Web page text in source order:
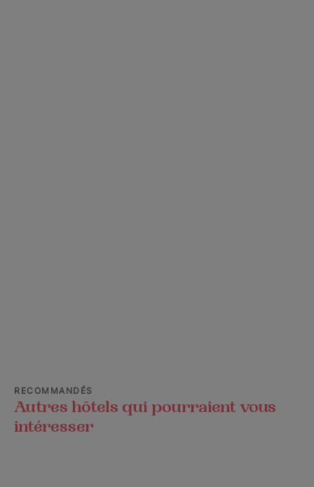
RECOMMANDÉS
Autres hôtels qui pourraient vous
intéresser